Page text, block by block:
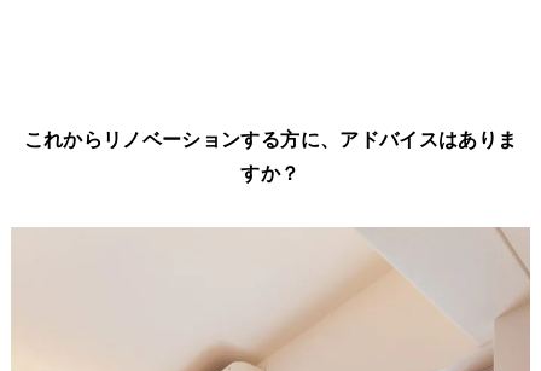
これからリノベーションする方に、アドバイスはありま
すか？